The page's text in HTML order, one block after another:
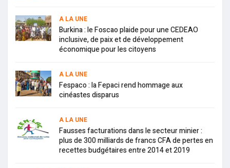
A LA UNE
Burkina : le Foscao plaide pour une CEDEAO
inclusive, de paix et de développement
économique pour les citoyens
A LA UNE
Fespaco : la Fepaci rend hommage aux
cinéastes disparus
A LA UNE
Fausses facturations dans le secteur minier :
plus de 300 milliards de francs CFA de pertes en
recettes budgétaires entre 2014 et 2019